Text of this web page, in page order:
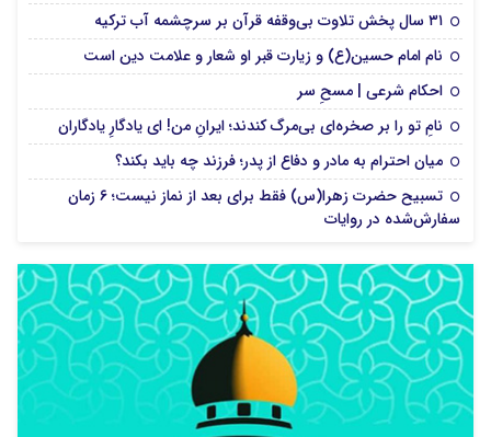
۳۱ سال پخش تلاوت بی‌وقفه قرآن بر سرچشمه آب ترکیه
نام امام حسین(ع) و زیارت قبر او شعار و علامت دین است
احکام شرعی | مسحِ سر
نامِ تو را بر صخره‌ای بی‌مرگ کندند؛ ایرانِ من! ای یادگارِ یادگاران
میان احترام به مادر و دفاع از پدر؛ فرزند چه باید بکند؟
تسبیح حضرت زهرا(س) فقط برای بعد از نماز نیست؛ ۶ زمان
سفارش‌شده در روایات